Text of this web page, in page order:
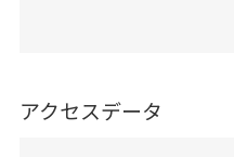
アクセスデータ